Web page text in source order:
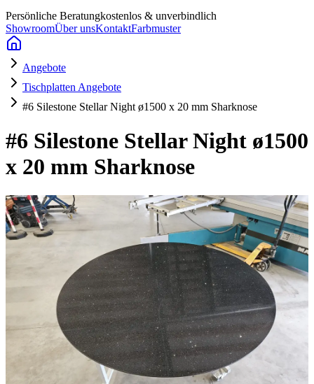
Persönliche Beratungkostenlos & unverbindlich
ShowroomÜber unsKontaktFarbmuster
Angebote
Tischplatten Angebote
#6 Silestone Stellar Night ø1500 x 20 mm Sharknose
#6 Silestone Stellar Night ø1500
x 20 mm Sharknose